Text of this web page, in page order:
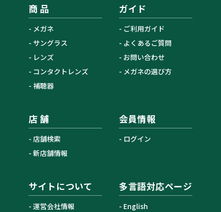
商 品
メガネ
サングラス
レンズ
コンタクトレンズ
補聴器
ガイド
ご利用ガイド
よくあるご質問
お問い合わせ
メガネの選び方
店 舗
店舗検索
新店舗情報
会員情報
ログイン
サイトについて
運営会社情報
多言語対応ページ
English